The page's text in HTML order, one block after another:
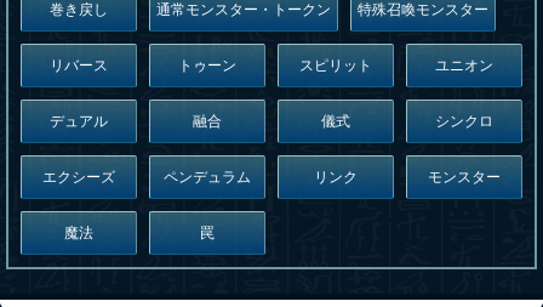
巻き戻し 通常モンスター・トークン 特殊召喚モンスター
リバース トゥーン スピリット ユニオン
デュアル 融合 儀式 シンクロ
エクシーズ ペンデュラム リンク モンスター
魔法 罠